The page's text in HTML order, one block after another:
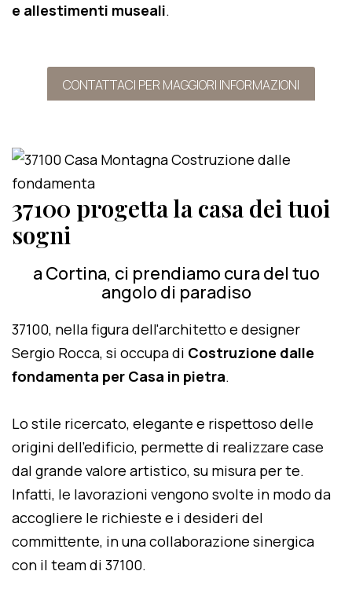
e allestimenti museali.
CONTATTACI PER MAGGIORI INFORMAZIONI
37100 progetta la casa dei tuoi
sogni
a Cortina, ci prendiamo cura del tuo
angolo di paradiso
37100, nella figura dell'architetto e designer
Sergio Rocca, si occupa di Costruzione dalle
fondamenta per Casa in pietra.
Lo stile ricercato, elegante e rispettoso delle
origini dell'edificio, permette di realizzare case
dal grande valore artistico, su misura per te.
Infatti, le lavorazioni vengono svolte in modo da
accogliere le richieste e i desideri del
committente, in una collaborazione sinergica
con il team di 37100.